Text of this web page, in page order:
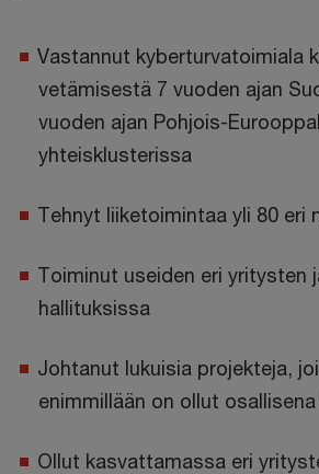
Vastannut kyberturvatoimiala
vetämisestä 7 vuoden ajan
vuoden ajan Pohjois-
yhteisklusterissa
Tehnyt liiketoimintaa yli 80 eri
Toiminut useiden eri yritysten
hallituksissa
Johtanut lukuisia projekteja,
enimmillään on ollut
Ollut kasvattamassa eri